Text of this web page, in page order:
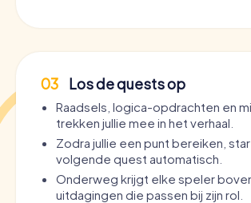
03 Los de quests op
Raadsels, logica-opdrachten en
trekken jullie mee in het verhaal.
Zodra jullie een punt bereiken,
volgende quest automatisch.
Onderweg krijgt elke speler
uitdagingen die passen bij zijn rol.